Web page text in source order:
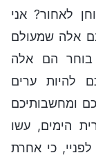
לאחור? אני
אלה שמעולם
הם אלה
להיות ערים
ומחשבותיכם
הימים, עשו
כי אחרת